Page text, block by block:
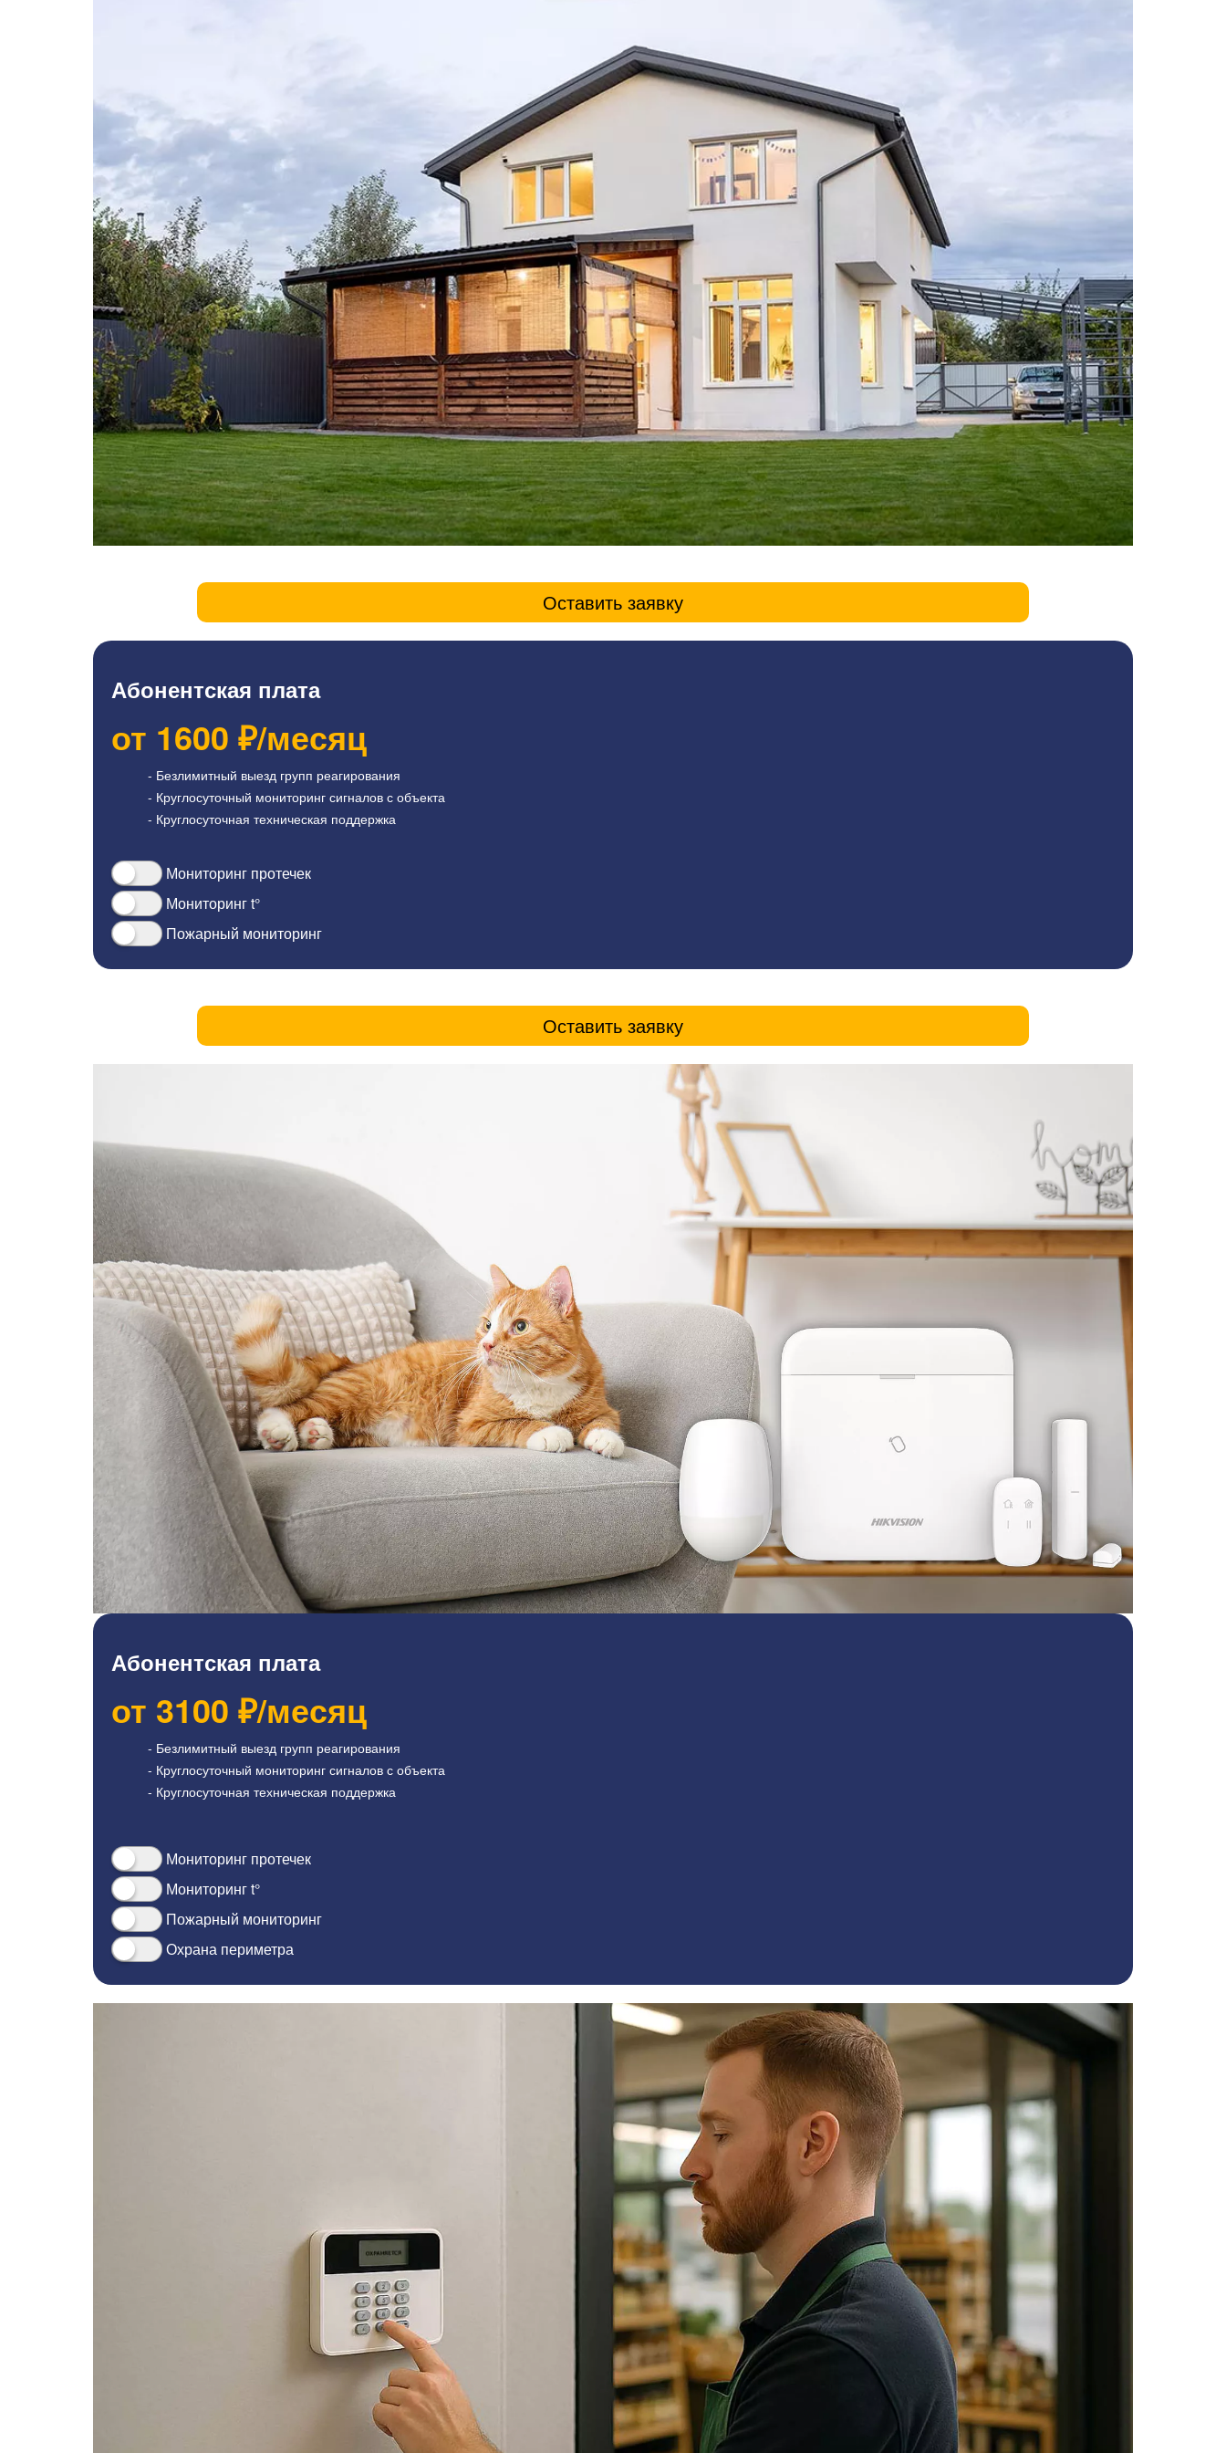
Оставить заявку
Абонентская плата
от 1600 ₽/месяц
- Безлимитный выезд групп реагирования
- Круглосуточный мониторинг сигналов с объекта
- Круглосуточная техническая поддержка
Мониторинг протечек
Мониторинг t°
Пожарный мониторинг
Оставить заявку
Абонентская плата
от 3100 ₽/месяц
- Безлимитный выезд групп реагирования
- Круглосуточный мониторинг сигналов с объекта
- Круглосуточная техническая поддержка
Мониторинг протечек
Мониторинг t°
Пожарный мониторинг
Охрана периметра